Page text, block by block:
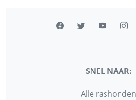
SNEL NAAR:
Alle rashonden